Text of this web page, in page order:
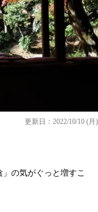
更新日：2022/10/10 (月)
の気がぐっと増すこ